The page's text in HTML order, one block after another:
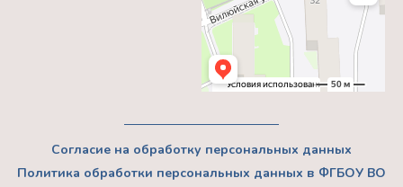
Согласие на обработку персональных данных
Политика обработки персональных данных в ФГБОУ ВО